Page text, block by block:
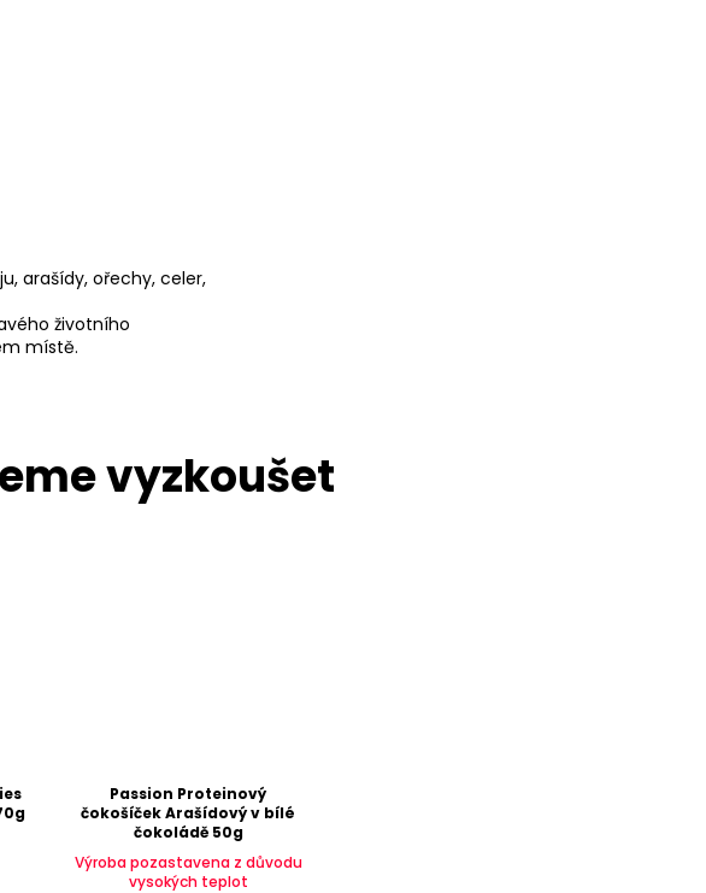
Passion Proteinový
čokošíček Arašídový v bílé
čokoládě 50g
Výroba pozastavena z důvodu
vysokých teplot
arašídy, ořechy, celer,
životního
místě.